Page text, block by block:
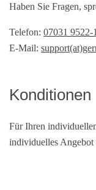
Haben Sie Fragen,
Telefon: 07031 9522-
E-Mail:
Konditionen
Für Ihren
individuelles Angebot